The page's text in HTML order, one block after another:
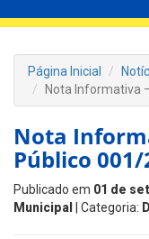
Página Inicial
Nota Informativa
Nota
Público 001/
Publicado em 01 de
Municipal
| Categoria: